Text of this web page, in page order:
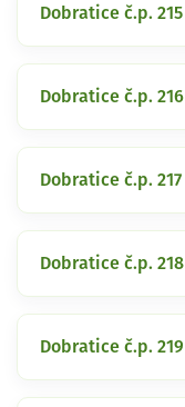
Dobratice č.p. 215
Dobratice č.p. 216
Dobratice č.p. 217
Dobratice č.p. 218
Dobratice č.p. 219